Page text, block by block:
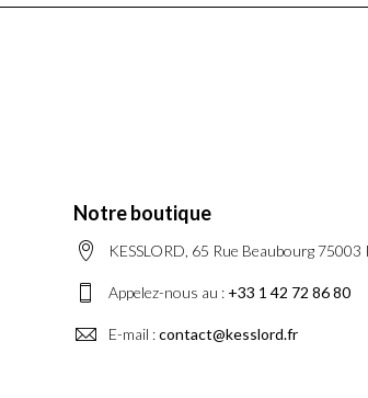
Notre boutique
KESSLORD, 65 Rue Beaubourg 75003
Appelez-nous au : +33 1 42 72 86 80
E-mail :contact@kesslord.fr